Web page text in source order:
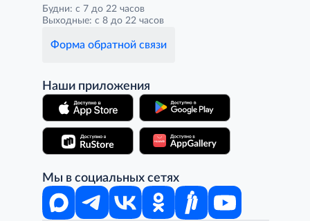
Будни: с 7 до 22 часов
Выходные: с 8 до 22 часов
Форма обратной связи
Наши приложения
Мы в социальных сетях